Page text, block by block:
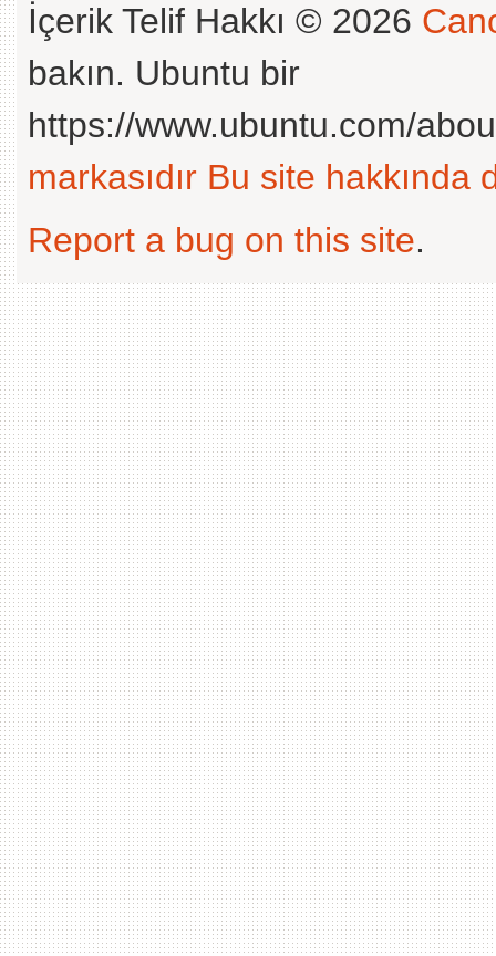
İçerik Telif Hakkı © 2026
bakın. Ubuntu bir
https://www.ubuntu.com/
markasıdır Bu site hakkında
Report a bug on this site.